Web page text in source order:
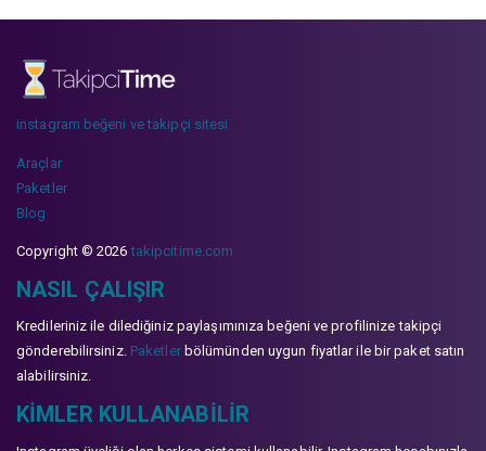
instagram beğeni ve takipçi sitesi
Araçlar
Paketler
Blog
Copyright © 2026takipcitime.com
NASIL ÇALIŞIR
Kredileriniz ile dilediğiniz paylaşımınıza beğeni ve profilinize takipçi
gönderebilirsiniz. Paketlerbölümünden uygun fiyatlar ile bir paket satın
alabilirsiniz.
KIMLER KULLANABILIR